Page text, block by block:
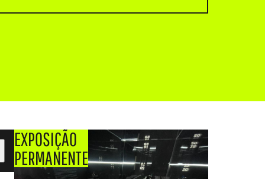
EXPOSIÇÃO
PERMANENTE